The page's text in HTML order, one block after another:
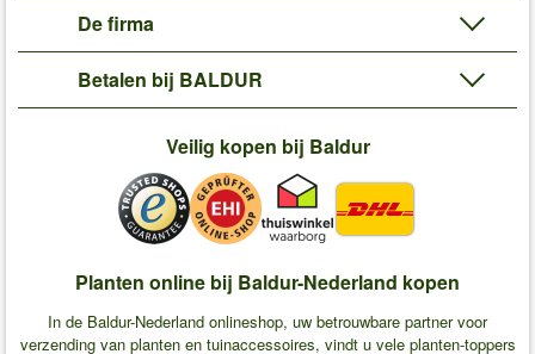
De firma
Betalen bij BALDUR
Veilig kopen bij Baldur
Planten online bij Baldur-Nederland kopen
In de Baldur-Nederland onlineshop, uw betrouwbare partner voor
verzending van planten en tuinaccessoires, vindt u vele planten-toppers